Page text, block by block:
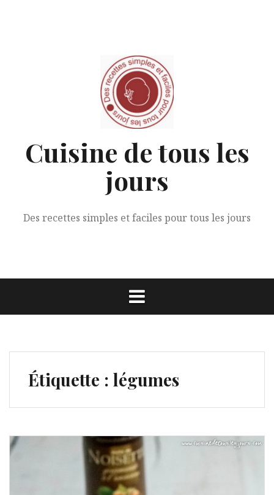
Cuisine de tous les
jours
Des recettes simples et faciles pour tous les jours
Étiquette : légumes